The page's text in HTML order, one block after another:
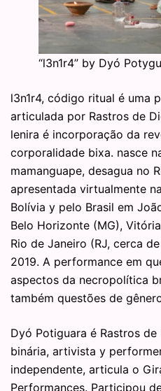
“l3n1r4” by Dyó
l3n1r4, código ritual é uma
articulada por Rastros de
lenira é incorporação da
corporalidade bixa. nasce
mamanguape, desagua no
apresentada virtualmente
Bolívia y pelo Brasil em
Belo Horizonte (MG),
Rio de Janeiro (RJ, cerca
2019. A performance em
aspectos da necropolítica
também questões de
Dyó Potiguara é Rastros
binária, artivista y
independente, articula o
Performances. Participou